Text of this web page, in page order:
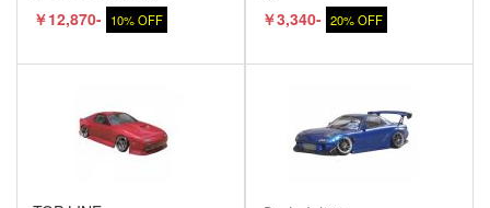
￥12,870- 10% OFF
￥3,340- 20% OFF